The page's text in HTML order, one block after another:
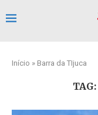
Início » Barra da TIjuca
TAG: